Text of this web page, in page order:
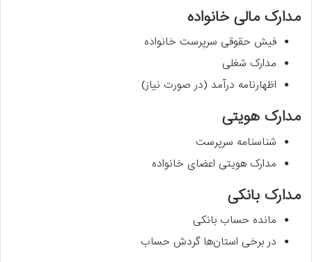
مدارک مالی خانواده
فیش حقوقی سرپرست خانواده
مدارک شغلی
اظهارنامه درآمد (در صورت نیاز)
مدارک هویتی
شناسنامه سرپرست
مدارک هویتی اعضای خانواده
مدارک بانکی
مانده حساب بانکی
در برخی استان‌ها گردش حساب